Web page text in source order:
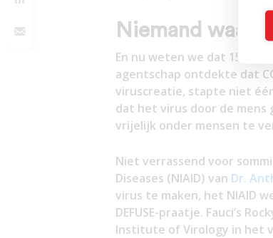
Niemand
En nu weten we dat 15
agentschap ontdekte dat
viruscreatie, stapte niet
dat het virus door de mens
vrijelijk onder mensen te
Niet verrassend voor
Diseases (NIAID) van Dr.
virus te maken, het NIAID
DEFUSE-praatje. Fauci’s
Institute of Virology in het